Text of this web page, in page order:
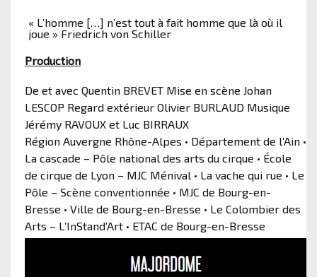
« L’homme […] n’est tout à fait homme que là où il
joue » Friedrich von Schiller
Production
De et avec Quentin BREVET Mise en scène Johan
LESCOP Regard extérieur Olivier BURLAUD Musique
Jérémy RAVOUX et Luc BIRRAUX
Région Auvergne Rhône-Alpes • Département de l’Ain •
La cascade – Pôle national des arts du cirque • École
de cirque de Lyon – MJC Ménival • La vache qui rue • Le
Pôle – Scène conventionnée • MJC de Bourg-en-
Bresse • Ville de Bourg-en-Bresse • Le Colombier des
Arts – L’InStand’Art • ETAC de Bourg-en-Bresse